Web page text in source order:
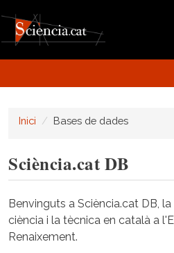
Inici Bases de dades
Sciència.cat DB
Benvinguts a Sciència.cat DB,
ciència i la tècnica en català a
Renaixement.